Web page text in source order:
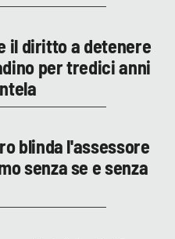
il diritto a detenere
per tredici anni
blinda l'assessore
senza se e senza